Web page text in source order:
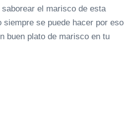
el marisco de esta
siempre se puede hacer por eso
buen plato de marisco en tu